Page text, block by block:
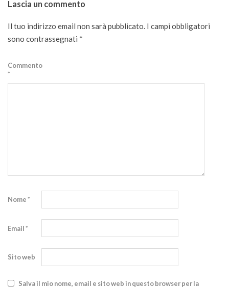
Lascia un commento
Il tuo indirizzo email non sarà pubblicato. I campi obbligatori
sono contrassegnati *
Commento
*
Nome*
Email*
Sito web
Salva il mio nome, email e sito web in questo browser per la